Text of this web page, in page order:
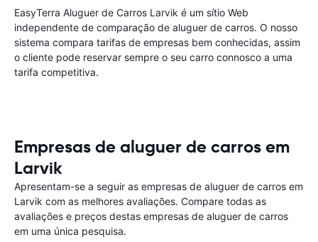
EasyTerra Aluguer de Carros Larvik é um sítio Web
independente de comparação de aluguer de carros. O nosso
sistema compara tarifas de empresas bem conhecidas, assim
o cliente pode reservar sempre o seu carro connosco a uma
tarifa competitiva.
Empresas de aluguer de carros em
Larvik
Apresentam-se a seguir as empresas de aluguer de carros em
Larvik com as melhores avaliações. Compare todas as
avaliações e preços destas empresas de aluguer de carros
em uma única pesquisa.